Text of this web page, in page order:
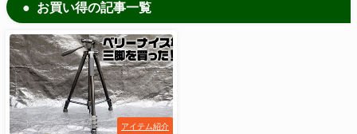
お買い得の記事一覧
アイテム紹介